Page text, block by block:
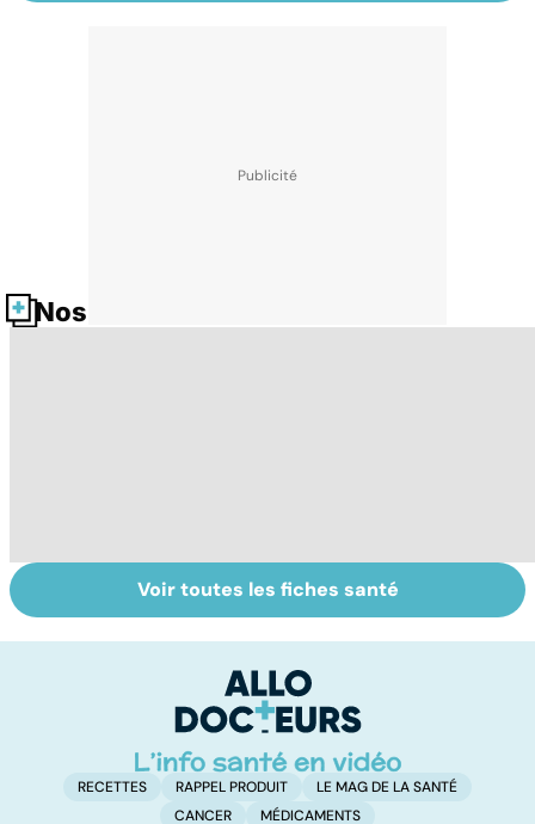
Nos fiches santé
Mediator® : les
cardiologues en
Mediator® : le
scandale
Voir toutes les fiches santé
RECETTES RAPPEL PRODUIT
LE MAG DE LA SANTÉ
CANCER
MÉDICAMENTS